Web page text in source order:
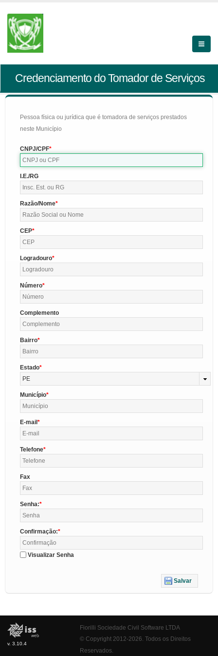
Credenciamento do Tomador de Serviços
Pessoa física ou jurídica que é tomadora de serviços prestados
neste Município
CNPJ/CPF
I.E./RG
Razão/Nome
CEP
Logradouro
Número
Complemento
Bairro
Estado
PE
Município
E-mail
Telefone
Fax
Senha:
Confirmação:
Visualizar Senha
Salvar
v. 3.10.4
Fiorilli Sociedade Civil Software LTDA
© Copyright 2012-2026. Todos os Direitos
Reservados.